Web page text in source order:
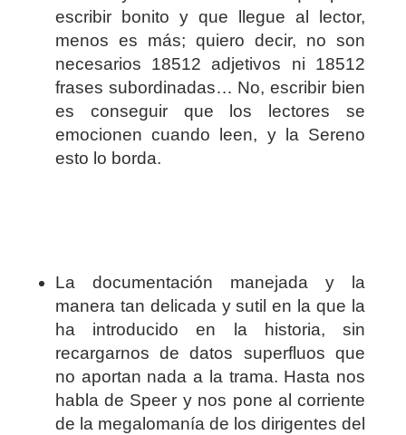
escribir bonito y que llegue al lector,
menos es más; quiero decir, no son
necesarios 18512 adjetivos ni 18512
frases subordinadas… No, escribir bien
es conseguir que los lectores se
emocionen cuando leen, y la Sereno
esto lo borda.
La documentación manejada y la
manera tan delicada y sutil en la que la
ha introducido en la historia, sin
recargarnos de datos superfluos que
no aportan nada a la trama. Hasta nos
habla de Speer y nos pone al corriente
de la megalomanía de los dirigentes del